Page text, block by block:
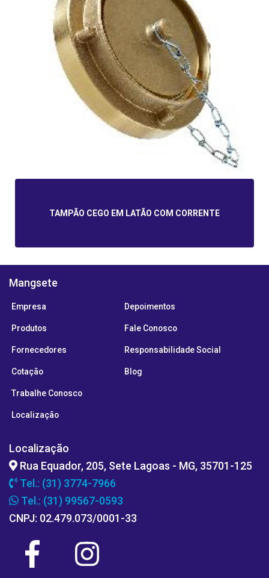
TAMPÃO CEGO EM LATÃO COM CORRENTE
Mangsete
Empresa
Produtos
Fornecedores
Cotação
Trabalhe Conosco
Localização
Depoimentos
Fale Conosco
Responsabilidade Social
Blog
Localização
Rua Equador, 205, Sete Lagoas - MG, 35701-125
Tel.: (31) 3774-7966
Tel.: (31) 99567-0593
CNPJ: 02.479.073/0001-33